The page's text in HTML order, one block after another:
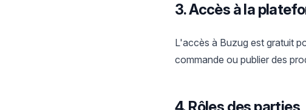
3. Accès à la
L'accès à Buzug est gratuit
commande ou publier des